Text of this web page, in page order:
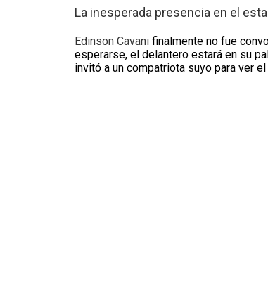
La inesperada presencia en el
Edinson Cavanifinalmente no fue
esperarse, el delantero estará en su
invitó a un compatriota suyo para ver